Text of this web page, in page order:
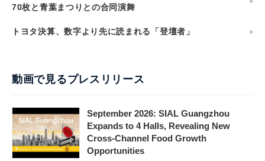
70枚と青葉まつりとの合同演舞
トヨタ決算、数字より先に読まれる「登壇者」
動画で見るプレスリリース
September 2026: SIAL Guangzhou
Expands to 4 Halls, Revealing New
Cross-Channel Food Growth
Opportunities